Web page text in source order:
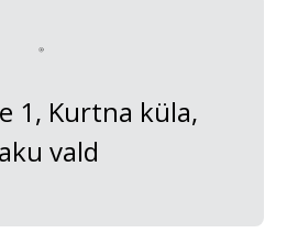
1, Kurtna küla,
vald